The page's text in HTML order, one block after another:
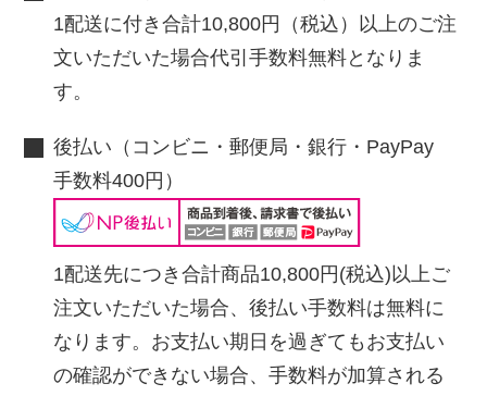
1配送に付き合計10,800円（税込）以上のご注
文いただいた場合代引手数料無料となりま
す。
後払い（コンビニ・郵便局・銀行・PayPay
手数料400円）
1配送先につき合計商品10,800円(税込)以上ご
注文いただいた場合、後払い手数料は無料に
なります。お支払い期日を過ぎてもお支払い
の確認ができない場合、手数料が加算される